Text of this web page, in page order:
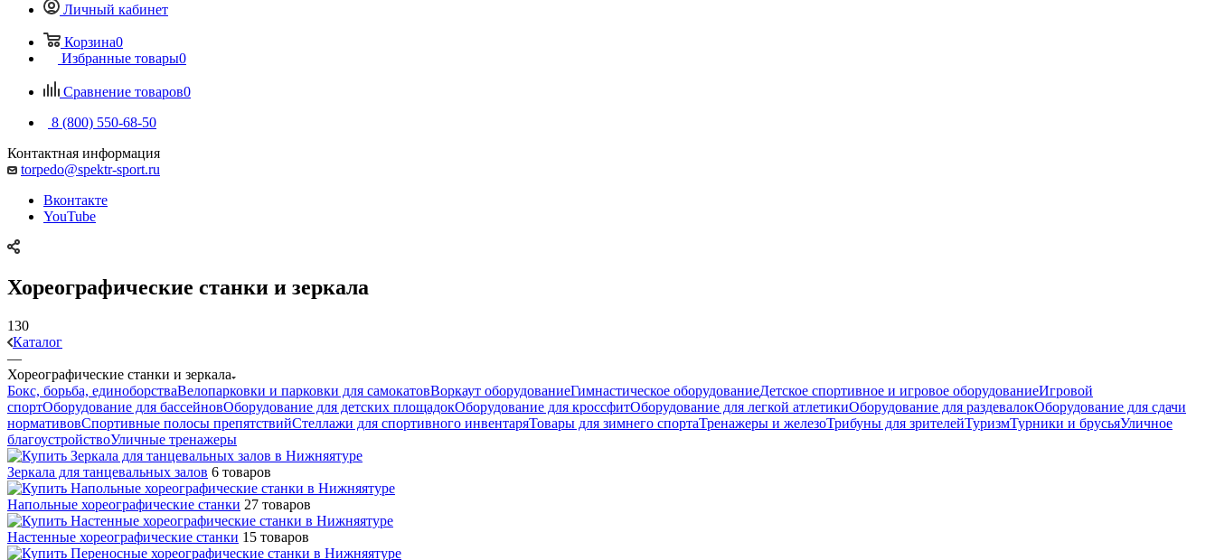
Личный кабинет
Корзина0
Избранные товары0
Сравнение товаров0
8 (800) 550-68-50
Контактная информация
torpedo@spektr-sport.ru
Вконтакте
YouTube
Хореографические станки и зеркала
130
Каталог
—
Хореографические станки и зеркала
Бокс, борьба, единоборстваВелопарковки и парковки для самокатовВоркаут оборудованиеГимнастическое оборудованиеДетское спортивное и игровое оборудованиеИгровой
спортОборудование для бассейновОборудование для детских площадокОборудование для кроссфитОборудование для легкой атлетикиОборудование для раздевалокОборудование для сдачи
нормативовСпортивные полосы препятствийСтеллажи для спортивного инвентаряТовары для зимнего спортаТренажеры и железоТрибуны для зрителейТуризмТурники и брусьяУличное
благоустройствоУличные тренажеры
Зеркала для танцевальных залов 6 товаров
Напольные хореографические станки 27 товаров
Настенные хореографические станки 15 товаров